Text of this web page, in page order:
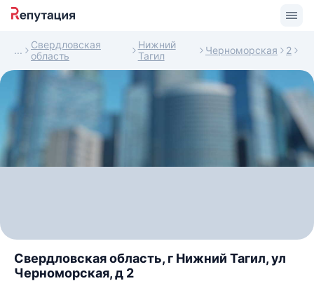
Свердловская
область
Нижний
Тагил
Черноморская 2
Свердловская область, г Нижний Тагил, ул
Черноморская, д 2